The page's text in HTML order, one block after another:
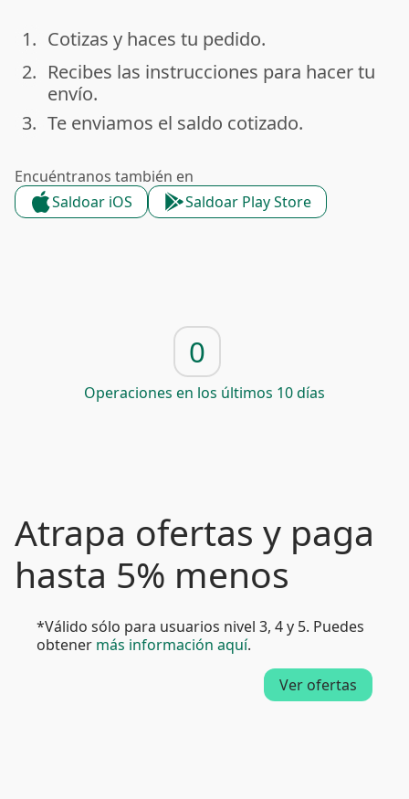
done
1. Cotizas y haces tu pedido.
done
2. Recibes las instrucciones para hacer tu
envío.
done
3. Te enviamos el saldo cotizado.
Encuéntranos también en
Saldoar iOS
Saldoar Play Store
0
Operaciones en los últimos 10 días
Atrapa ofertas y paga
hasta 5% menos
*Válido sólo para usuarios nivel 3, 4 y 5. Puedes
obtener más información aquí.
Ver ofertas